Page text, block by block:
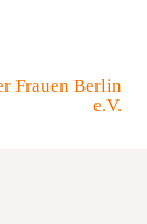
Frauen Berlin
e.V.